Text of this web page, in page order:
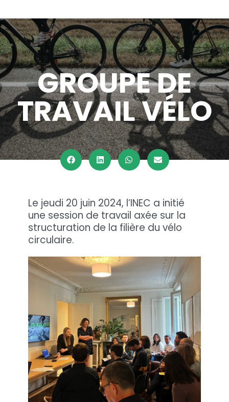
GROUPE DE
TRAVAIL VÉLO
Le jeudi 20 juin 2024, l’INEC a initié
une session de travail axée sur la
structuration de la filière du vélo
circulaire.